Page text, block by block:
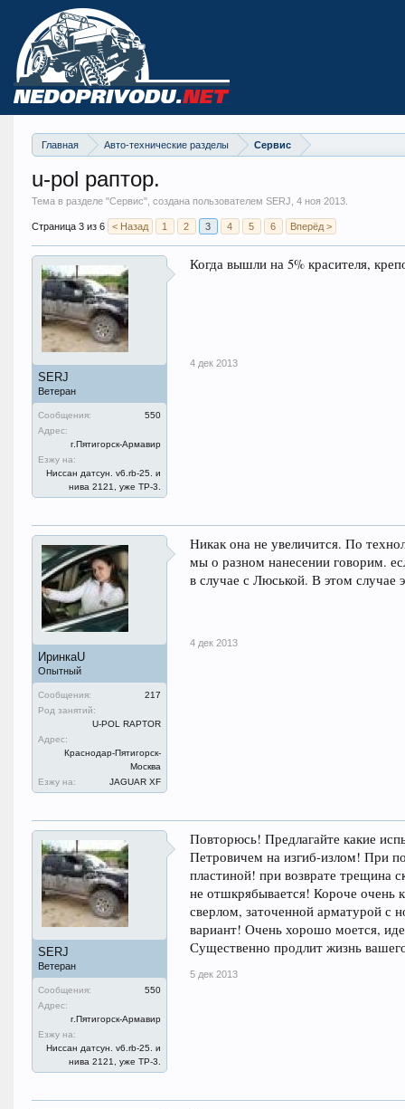
Главная Авто-технические разделы Сервис
u-pol раптор.
Тема в разделе "Сервис", создана пользователем SERJ, 4 ноя 2013.
Страница 3 из 6 < Назад 1 2 3 4 5 6 Вперёд >
SERJ
Ветеран
Сообщения:
550
Адрес:
г.Пятигорск-Армавир
Езжу на:
Ниссан датсун. v6.rb-25. и
нива 2121, уже ТР-3.
Когда вышли на 5% красителя,
4 дек 2013
ИринкаU
Опытный
Сообщения:
217
Род занятий:
U-POL RAPTOR
Адрес:
Краснодар-Пятигорск-
Москва
Езжу на:
JAGUAR XF
Никак она не увеличится. По
мы о разном нанесении говорим.
в случае с Люськой. В этом случае
4 дек 2013
SERJ
Ветеран
Сообщения:
550
Адрес:
г.Пятигорск-Армавир
Езжу на:
Ниссан датсун. v6.rb-25. и
нива 2121, уже ТР-3.
Повторюсь! Предлагайте какие
Петровичем на изгиб-излом! При
пластиной! при возврате трещина
не отшкрябывается! Короче очень
сверлом, заточенной арматурой с
вариант! Очень хорошо моется,
Существенно продлит жизнь
5 дек 2013